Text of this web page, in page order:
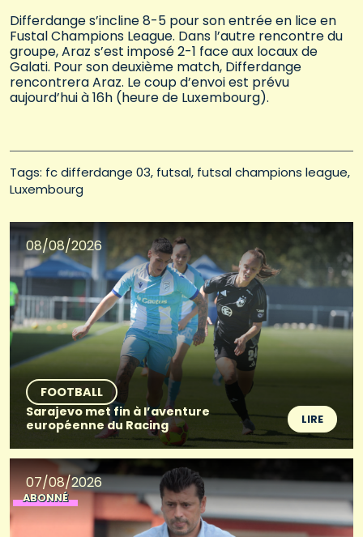
Differdange s’incline 8-5 pour son entrée en lice en
Fustal Champions League. Dans l’autre rencontre du
groupe, Araz s’est imposé 2-1 face aux locaux de
Galati. Pour son deuxième match, Differdange
rencontrera Araz. Le coup d’envoi est prévu
aujourd’hui à 16h (heure de Luxembourg).
Tags: fc differdange 03 futsal futsal champions league
Luxembourg
08/08/2026
FOOTBALL
Sarajevo met fin à l’aventure
européenne du Racing
LIRE
07/08/2026
ABONNÉ